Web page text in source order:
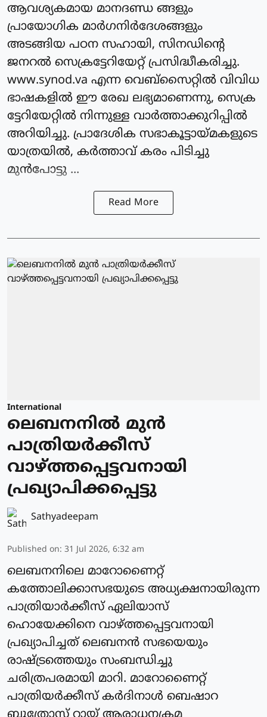
ആവശ്യകമായ മാനദണ്ഡ ങ്ങളും
പ്രായോഗിക മാർഗനിർദേശങ്ങളും
അടങ്ങിയ പഠന സഹായി, സിനഡിന്റെ
ജനറല്‍ സെക്രട്ടേറിയേറ്റ് പ്രസിദ്ധീകരിച്ചു.
www.synod.va എന്ന വെബ്സൈറ്റില്‍ വിവിധ
ഭാഷകളില്‍ ഈ രേഖ ലഭ്യമാണെന്നു, സെക്ര
ട്ടേറിയേറ്റില്‍ നിന്നുള്ള വാര്‍ത്താക്കുറിപ്പില്‍
അറിയിച്ചു. പ്രാദേശിക സഭാകൂട്ടായ്മകളുടെ
യാത്രയില്‍, കര്‍ത്താവ് കരം പിടിച്ചു
മുന്‍പോട്ടു ...
Read More
International
ലെബനനില്‍ മുന്‍
പാത്രിയര്‍ക്കീസ്
വാഴ്ത്തപ്പെട്ടവനായി
പ്രഖ്യാപിക്കപ്പെട്ടു
Sathyadeepam
Published on: 31 Jul 2026, 6:32 am
ലെബനനിലെ മാറോണൈറ്റ്
കത്തോലിക്കാസഭയുടെ അധ്യക്ഷനായിരുന്ന
പാത്രിയാര്‍ക്കീസ് ഏലിയാസ്
ഹൊയേക്കിനെ വാഴ്ത്തപ്പെട്ടവനായി
പ്രഖ്യാപിച്ചത് ലെബനന്‍ സഭയെയും
രാഷ്ട്രത്തെയും സംബന്ധിച്ചു
ചരിത്രപരമായി മാറി. മാറോണൈറ്റ്
പാത്രിയര്‍ക്കീസ് കർദിനാള്‍ ബെഷാറ